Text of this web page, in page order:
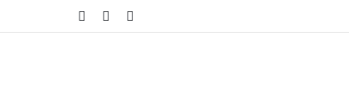
تسجيل الدخول
مقال عشوائي